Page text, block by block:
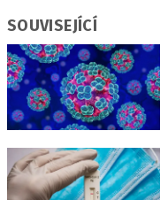
SOUVISEJÍCÍ